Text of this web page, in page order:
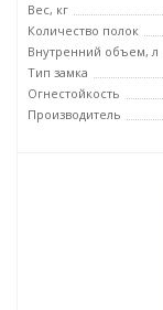
Вес, кг
Количество полок
Внутренний объем, л
Тип замка
Огнестойкость
Производитель